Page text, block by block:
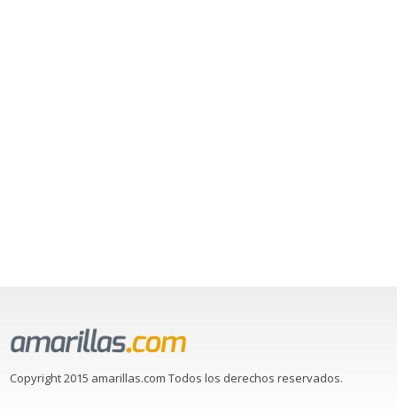
Copyright 2015 amarillas.com Todos los derechos reservados.